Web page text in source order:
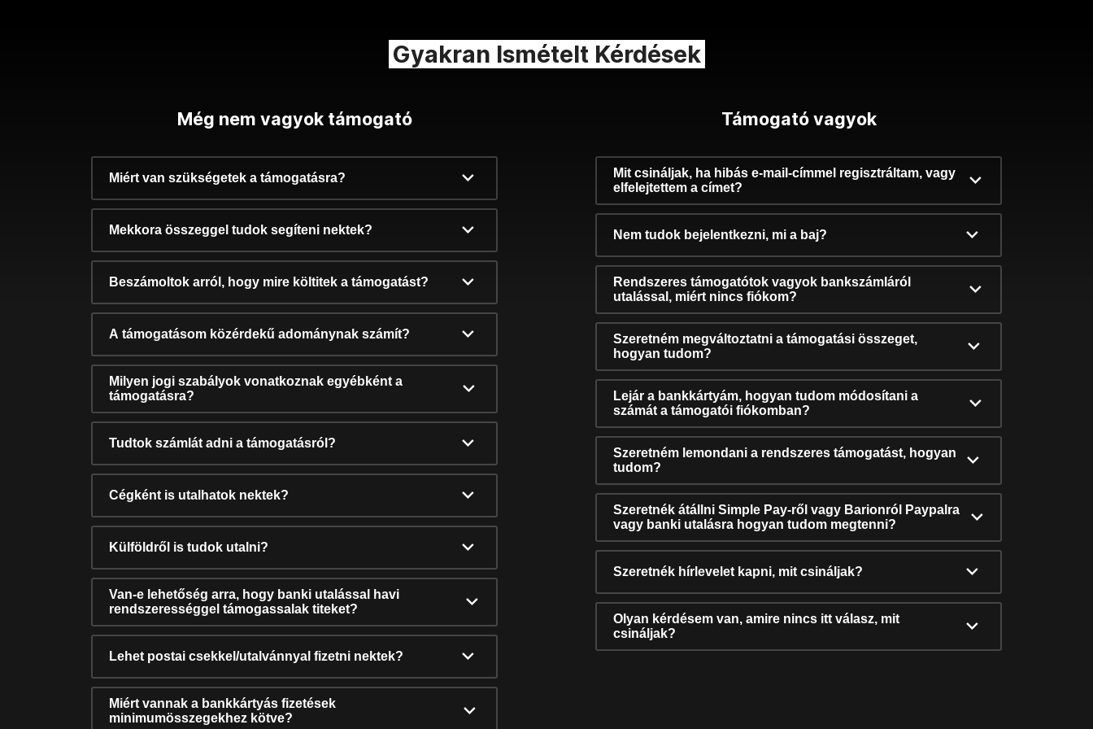
Gyakran Ismételt Kérdések
Még nem vagyok támogató
Miért van szükségetek a támogatásra?
Mekkora összeggel tudok segíteni nektek?
Beszámoltok arról, hogy mire költitek a támogatást?
A támogatásom közérdekű adománynak számít?
Milyen jogi szabályok vonatkoznak egyébként a
támogatásra?
Tudtok számlát adni a támogatásról?
Cégként is utalhatok nektek?
Külföldről is tudok utalni?
Van-e lehetőség arra, hogy banki utalással havi
rendszerességgel támogassalak titeket?
Lehet postai csekkel/utalvánnyal fizetni nektek?
Miért vannak a bankkártyás fizetések
minimumösszegekhez kötve?
Támogató vagyok
Mit csináljak, ha hibás e-mail-címmel regisztráltam, vagy
elfelejtettem a címet?
Nem tudok bejelentkezni, mi a baj?
Rendszeres támogatótok vagyok bankszámláról
utalással, miért nincs fiókom?
Szeretném megváltoztatni a támogatási összeget,
hogyan tudom?
Lejár a bankkártyám, hogyan tudom módosítani a
számát a támogatói fiókomban?
Szeretném lemondani a rendszeres támogatást, hogyan
tudom?
Szeretnék átállni Simple Pay-ről vagy Barionról Paypalra
vagy banki utalásra hogyan tudom megtenni?
Szeretnék hírlevelet kapni, mit csináljak?
Olyan kérdésem van, amire nincs itt válasz, mit
csináljak?